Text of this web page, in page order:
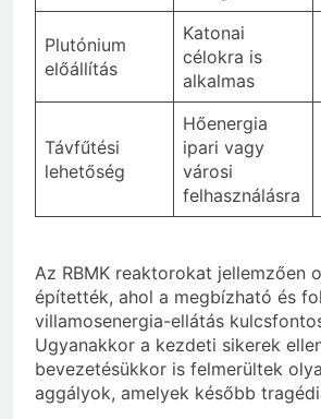
Plutónium
előállítás
Katonai
célokra is
alkalmas
Távfűtési
lehetőség
Hőenergia
ipari vagy
városi
felhasználásra
Az RBMK reaktorokat jellemzően
építették, ahol a megbízható és
villamosenergia-ellátás
Ugyanakkor a kezdeti sikerek
bevezetésükkor is felmerültek
aggályok, amelyek később